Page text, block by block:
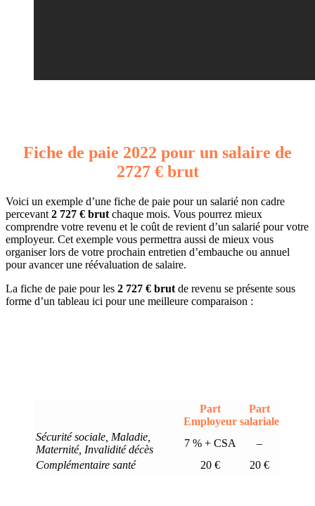
Fiche de paie 2022 pour un salaire de
2727 € brut
Voici un exemple d’une fiche de paie pour un salarié non cadre
percevant 2 727 € brut chaque mois. Vous pourrez mieux
comprendre votre revenu et le coût de revient d’un salarié pour votre
employeur. Cet exemple vous permettra aussi de mieux vous
organiser lors de votre prochain entretien d’embauche ou annuel
pour avancer une réévaluation de salaire.
La fiche de paie pour les 2 727 € brut de revenu se présente sous
forme d’un tableau ici pour une meilleure comparaison :
Part
Employeur
Part
salariale
Sécurité sociale, Maladie,
Maternité, Invalidité décès
7 % + CSA
–
Complémentaire santé
20 € 20 €